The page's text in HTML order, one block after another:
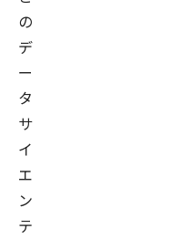
の
デ
ー
タ
サ
イ
エ
ン
テ